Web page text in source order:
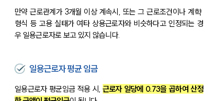
만약 근로관계가 3개월 이상 계속시, 또는 그 근로조건이나 계햑
형식 등 고용 실태가 여타 상용근로자와 비슷하다고 인정되는 경
우 일용근로자로 보고 있지 않습니다.
일용근로자 평균 임금
일용근로자 평균임금 적용 시, 근로자 일당에 0.73을 곱하여 산정